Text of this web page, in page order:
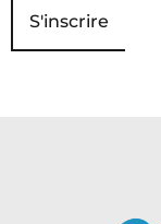
S'inscrire